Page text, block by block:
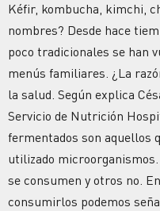
Kéfir, kombucha, kimchi,
nombres? Desde hace
poco tradicionales se han
menús familiares. ¿La
la salud. Según explica
Servicio de Nutrición
fermentados son aquellos
utilizado
se consumen y otros no.
consumirlos podemos